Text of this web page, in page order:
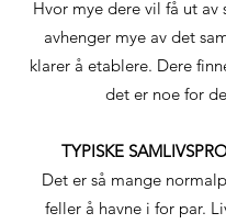
Hvor mye dere vil få ut av
avhenger mye av det
klarer å etablere. Dere
det er noe for
TYPISKE
Det er så mange
feller å havne i for par.